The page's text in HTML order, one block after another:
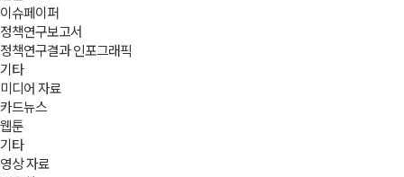
이슈페이퍼
정책연구보고서
정책연구결과 인포그래픽
기타
미디어 자료
카드뉴스
웹툰
기타
영상 자료